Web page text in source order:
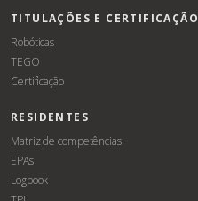
TITULAÇÕES E CERTIFICAÇÃO
Robóticas
TEGO
Certificação
RESIDENTES
Matriz de competências
EPAs
Logbook